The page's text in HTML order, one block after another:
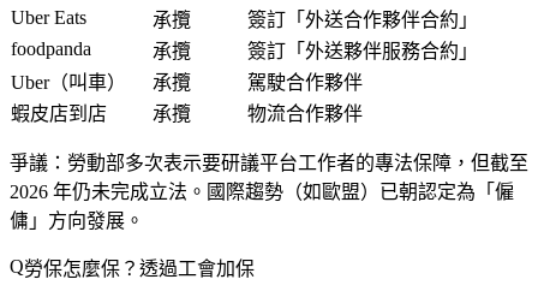
Uber Eats
承攬
簽訂「外送合作夥伴合約」
foodpanda
承攬
簽訂「外送夥伴服務合約」
Uber（叫車）
承攬
駕駛合作夥伴
蝦皮店到店
承攬 物流合作夥伴
爭議 ：勞動部多次表示要研議平台工作者的專法保障，但截至
2026 年仍未完成立法。國際趨勢（如歐盟）已朝認定為「僱
傭」方向發展。
勞保怎麼保？透過工會加保